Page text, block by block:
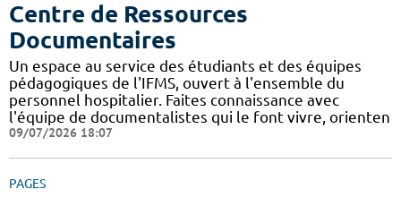
Centre de Ressources
Documentaires
Un espace au service des étudiants et des équipes
pédagogiques de l'IFMS, ouvert à l'ensemble du
personnel hospitalier. Faites connaissance avec
l'équipe de documentalistes qui le font vivre, orienten
09/07/2026 18:07
PAGES